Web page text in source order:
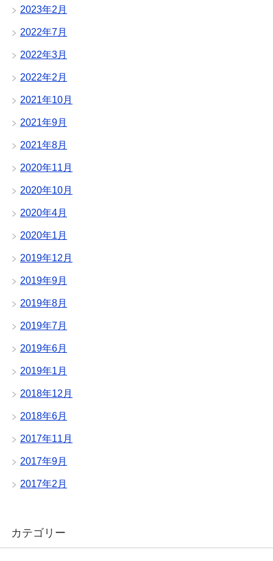
2023年2月
2022年7月
2022年3月
2022年2月
2021年10月
2021年9月
2021年8月
2020年11月
2020年10月
2020年4月
2020年1月
2019年12月
2019年9月
2019年8月
2019年7月
2019年6月
2019年1月
2018年12月
2018年6月
2017年11月
2017年9月
2017年2月
カテゴリー